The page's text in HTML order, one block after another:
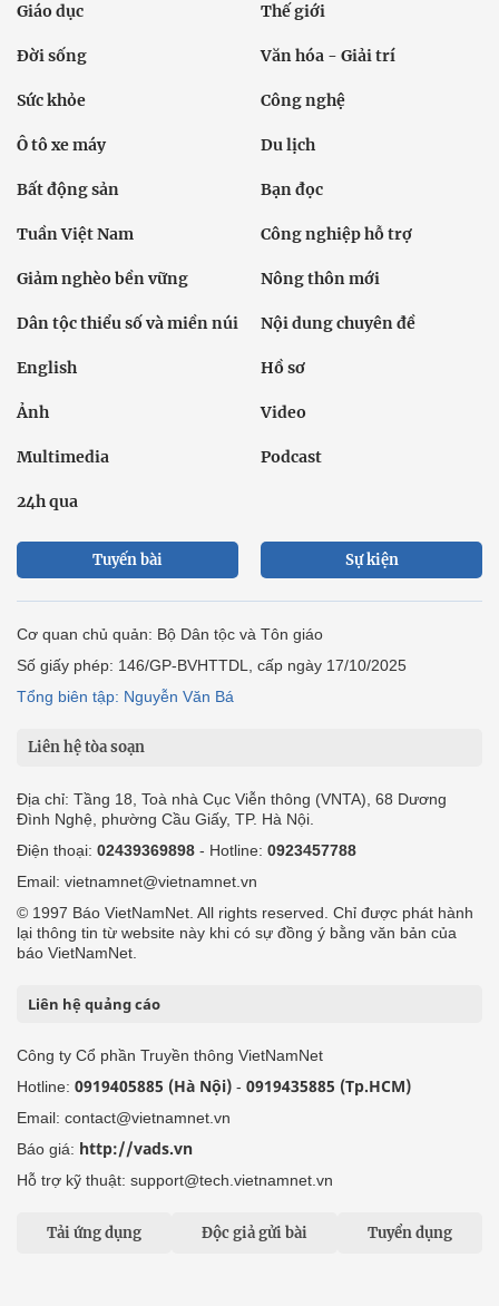
Giáo dục Thế giới
Đời sống Văn hóa - Giải trí
Sức khỏe Công nghệ
Ô tô xe máy Du lịch
Bất động sản Bạn đọc
Tuần Việt Nam Công nghiệp hỗ trợ
Giảm nghèo bền vững Nông thôn mới
Dân tộc thiểu số và miền núi Nội dung chuyên đề
English Hồ sơ
Ảnh Video
Multimedia Podcast
24h qua
Tuyến bài Sự kiện
Cơ quan chủ quản: Bộ Dân tộc và Tôn giáo
Số giấy phép: 146/GP-BVHTTDL, cấp ngày 17/10/2025
Tổng biên tập: Nguyễn Văn Bá
Liên hệ tòa soạn
Địa chỉ: Tầng 18, Toà nhà Cục Viễn thông (VNTA), 68 Dương
Đình Nghệ, phường Cầu Giấy, TP. Hà Nội.
Điện thoại: 02439369898 - Hotline: 0923457788
Email: vietnamnet@vietnamnet.vn
© 1997 Báo VietNamNet. All rights reserved. Chỉ được phát hành
lại thông tin từ website này khi có sự đồng ý bằng văn bản của
báo VietNamNet.
Liên hệ quảng cáo
Công ty Cổ phần Truyền thông VietNamNet
Hotline: 0919405885 (Hà Nội) - 0919435885 (Tp.HCM)
Email: contact@vietnamnet.vn
Báo giá: http://vads.vn
Hỗ trợ kỹ thuật: support@tech.vietnamnet.vn
Tải ứng dụng Độc giả gửi bài Tuyển dụng